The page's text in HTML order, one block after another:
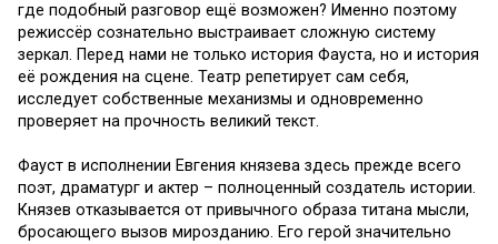
где подобный разговор ещё возможен? Именно поэтому
режиссёр сознательно выстраивает сложную систему
зеркал. Перед нами не только история Фауста, но и история
её рождения на сцене. Театр репетирует сам себя,
исследует собственные механизмы и одновременно
проверяет на прочность великий текст.
Фауст в исполнении Евгения князева здесь прежде всего
поэт, драматург и актер – полноценный создатель истории.
Князев отказывается от привычного образа титана мысли,
бросающего вызов мирозданию. Его герой значительно